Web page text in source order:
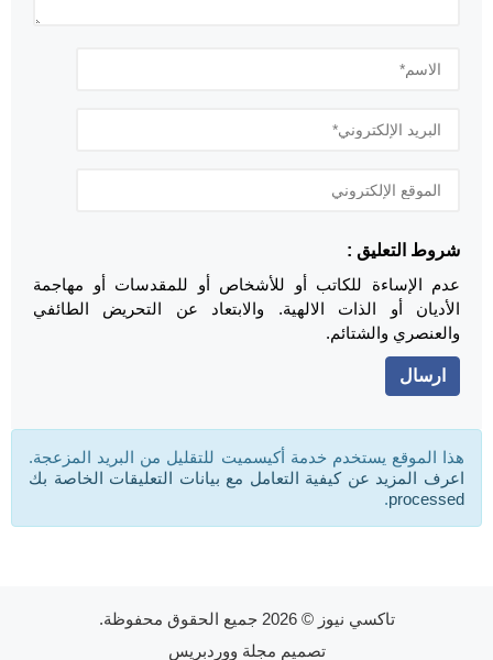
شروط التعليق :
عدم الإساءة للكاتب أو للأشخاص أو للمقدسات أو مهاجمة
الأديان أو الذات الالهية. والابتعاد عن التحريض الطائفي
والعنصري والشتائم.
هذا الموقع يستخدم خدمة أكيسميت للتقليل من البريد المزعجة.
اعرف المزيد عن كيفية التعامل مع بيانات التعليقات الخاصة بك
processed
.
تاكسي نيوز © 2026 جميع الحقوق محفوظة.
تصميم مجلة ووردبريس